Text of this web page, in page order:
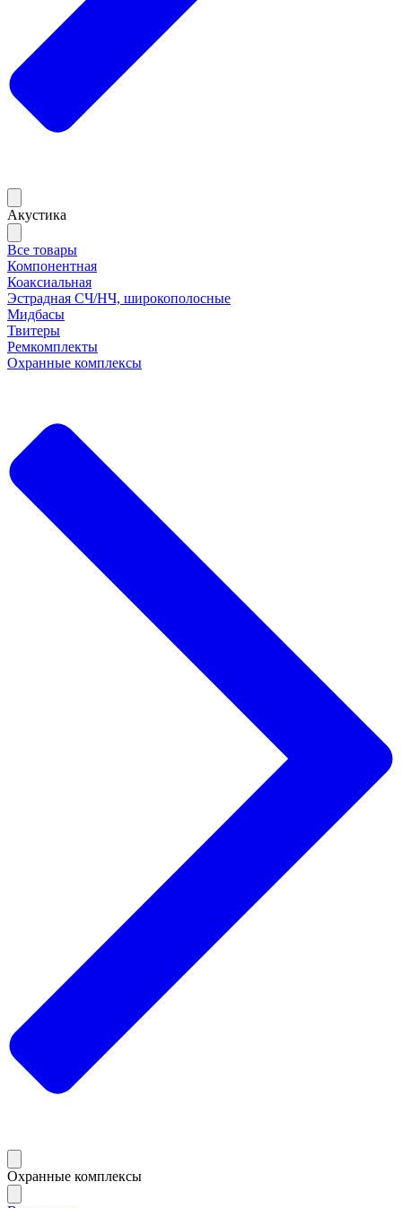
Акустика
Все товары
Компонентная
Коаксиальная
Эстрадная СЧ/НЧ, широкополосные
Мидбасы
Твитеры
Ремкомплекты
Охранные комплексы
Охранные комплексы